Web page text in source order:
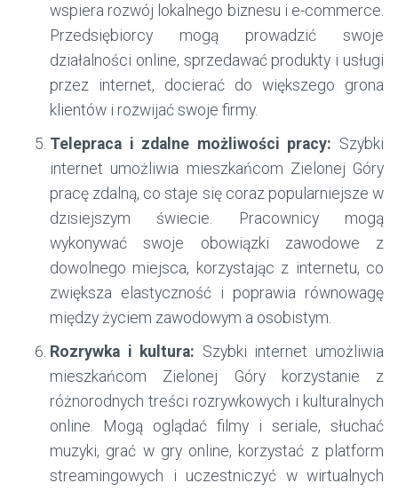
wspiera rozwój lokalnego biznesu i e-commerce.
Przedsiębiorcy mogą prowadzić swoje
działalności online, sprzedawać produkty i usługi
przez internet, docierać do większego grona
klientów i rozwijać swoje firmy.
Telepraca i zdalne możliwości pracy: Szybki
internet umożliwia mieszkańcom Zielonej Góry
pracę zdalną, co staje się coraz popularniejsze w
dzisiejszym świecie. Pracownicy mogą
wykonywać swoje obowiązki zawodowe z
dowolnego miejsca, korzystając z internetu, co
zwiększa elastyczność i poprawia równowagę
między życiem zawodowym a osobistym.
Rozrywka i kultura: Szybki internet umożliwia
mieszkańcom Zielonej Góry korzystanie z
różnorodnych treści rozrywkowych i kulturalnych
online. Mogą oglądać filmy i seriale, słuchać
muzyki, grać w gry online, korzystać z platform
streamingowych i uczestniczyć w wirtualnych